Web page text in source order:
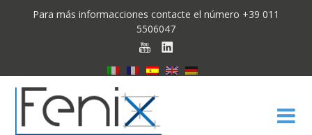
Para más informacciones contacte el número +39 011
5506047